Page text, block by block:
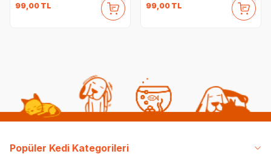
99,00 TL 99,00 TL
Popüler Kedi Kategorileri